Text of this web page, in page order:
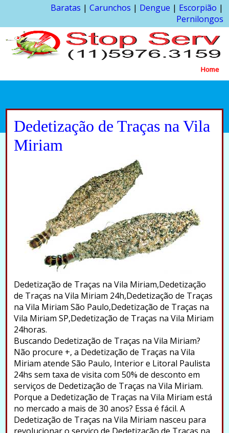
Baratas | Carunchos | Dengue | Escorpião |
Pernilongos
Home
Dedetização de Traças na Vila
Miriam
Dedetização de Traças na Vila Miriam,Dedetização
de Traças na Vila Miriam 24h,Dedetização de Traças
na Vila Miriam São Paulo,Dedetização de Traças na
Vila Miriam SP,Dedetização de Traças na Vila Miriam
24horas.
Buscando Dedetização de Traças na Vila Miriam?
Não procure +, a Dedetização de Traças na Vila
Miriam atende São Paulo, Interior e Litoral Paulista
24hs sem taxa de visita com 50% de desconto em
serviços de Dedetização de Traças na Vila Miriam.
Porque a Dedetização de Traças na Vila Miriam está
no mercado a mais de 30 anos? Essa é fácil. A
Dedetização de Traças na Vila Miriam nasceu para